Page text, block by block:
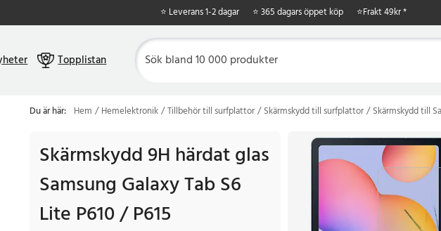
⭐ Leverans 1-2 dagar ⭐ 365 dagars öppet köp ⭐Frakt 49kr *
Topplistan
Du är här: Hem Hemelektronik Tillbehör till surfplattor Skärmskydd till surfplattor Skärmskydd till
Skärmskydd 9H härdat glas
Samsung Galaxy Tab S6
Lite P610 / P615